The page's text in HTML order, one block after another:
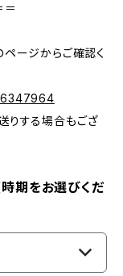
＝
ページからご確認く
りする場合もござ
期をお選びくだ